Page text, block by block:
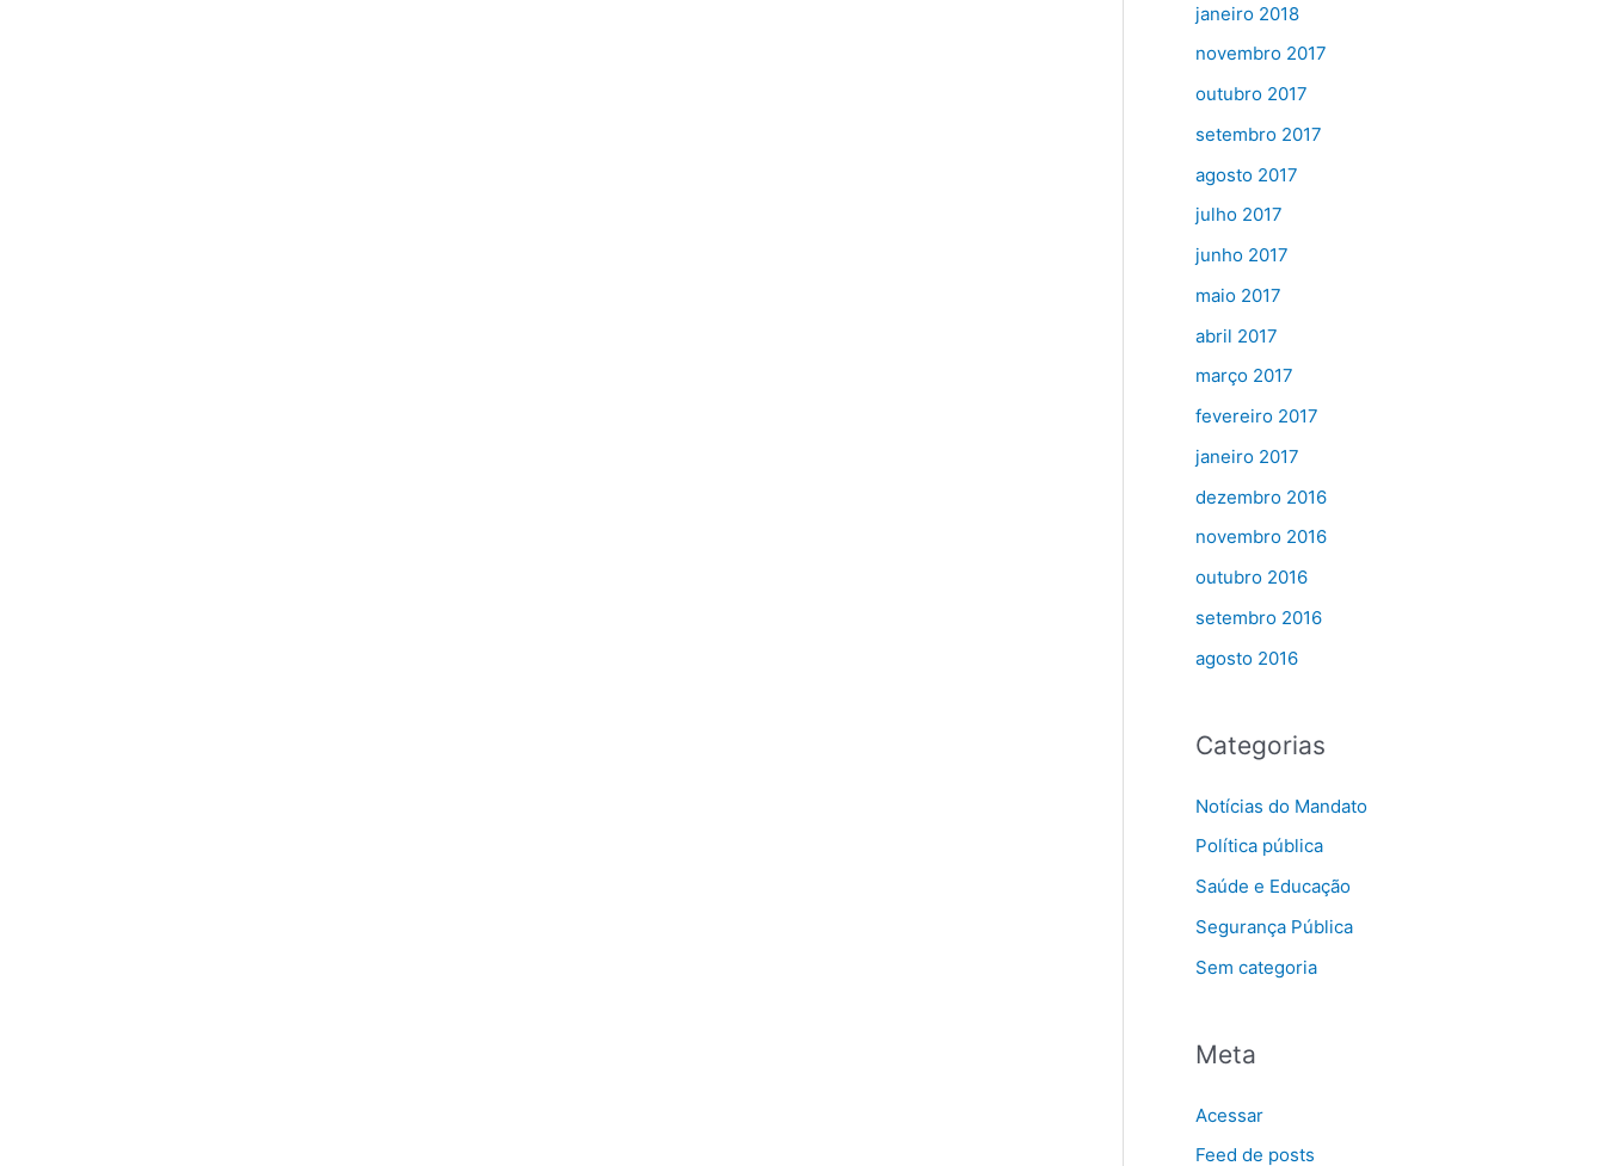
janeiro 2018
novembro 2017
outubro 2017
setembro 2017
agosto 2017
julho 2017
junho 2017
maio 2017
abril 2017
março 2017
fevereiro 2017
janeiro 2017
dezembro 2016
novembro 2016
outubro 2016
setembro 2016
agosto 2016
Categorias
Notícias do Mandato
Política pública
Saúde e Educação
Segurança Pública
Sem categoria
Meta
Acessar
Feed de posts